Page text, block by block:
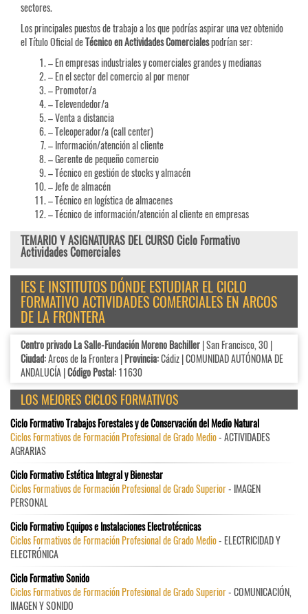
sectores.
Los principales puestos de trabajo a los que podrías aspirar una vez obtenido
el Título Oficial deTécnico en Actividades Comercialespodrían ser:
– En empresas industriales y comerciales grandes y medianas
– En el sector del comercio al por menor
– Promotor/a
– Televendedor/a
– Venta a distancia
– Teleoperador/a (call center)
– Información/atención al cliente
– Gerente de pequeño comercio
– Técnico en gestión de stocks y almacén
– Jefe de almacén
– Técnico en logística de almacenes
– Técnico de información/atención al cliente en empresas
TEMARIO Y ASIGNATURAS DEL CURSO Ciclo Formativo
Actividades Comerciales
IES E INSTITUTOS DÓNDE ESTUDIAR EL CICLO
FORMATIVO ACTIVIDADES COMERCIALES EN ARCOS
DE LA FRONTERA
Centro privado La Salle-Fundación Moreno Bachiller| San Francisco, 30 |
Ciudad:Arcos de la Frontera |Provincia:Cádiz | COMUNIDAD AUTÓNOMA DE
ANDALUCÍA |Código Postal:11630
LOS MEJORES CICLOS FORMATIVOS
Ciclo Formativo Trabajos Forestales y de Conservación del Medio Natural
Ciclos Formativos de Formación Profesional de Grado Medio- ACTIVIDADES
AGRARIAS
Ciclo Formativo Estética Integral y Bienestar
Ciclos Formativos de Formación Profesional de Grado Superior- IMAGEN
PERSONAL
Ciclo Formativo Equipos e Instalaciones Electrotécnicas
Ciclos Formativos de Formación Profesional de Grado Medio- ELECTRICIDAD Y
ELECTRÓNICA
Ciclo Formativo Sonido
Ciclos Formativos de Formación Profesional de Grado Superior- COMUNICACIÓN,
IMAGEN Y SONIDO